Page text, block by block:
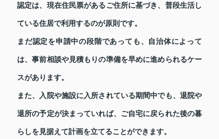
認定は、現在住民票があるご住所に基づき、普段生活し
ている住居で利用するのが原則です。
まだ認定を申請中の段階であっても、自治体によって
は、事前相談や見積もりの準備を早めに進められるケー
スがあります。
また、入院や施設に入所されている期間中でも、退院や
退所の予定が決まっていれば、ご自宅に戻られた後の暮
らしを見据えて計画を立てることができます。